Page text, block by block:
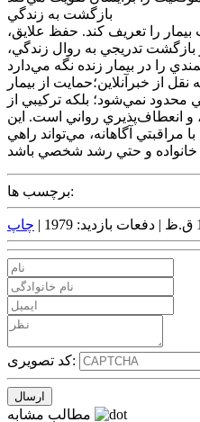
بازگشت به زندگي
بيمار را تعريف کند. حفظ علايق،
تدريجي به روال زندگي،
از خبرآنلاين؛حمايت از بيمار
محدود نمي‌شود؛ بلکه ترکيبي از
انعطاف‌پذيري رواني است. اين
مراقبتي آگاهانه، مي‌تواند راهي
برچسب ها:
دفعات بازدید: 1979 | چاپ
کد تصویری: